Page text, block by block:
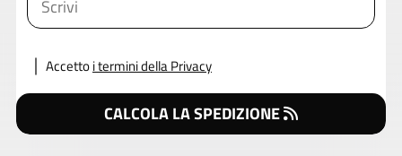
Accettoi termini della Privacy
CALCOLA LA SPEDIZIONE